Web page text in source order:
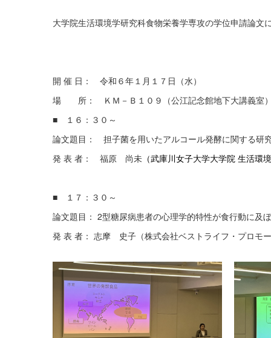
経営学科
大学院生活環境学研究科食物栄養学専攻の学位申請論
開 催 日： 令和６年１月１７日（水）
場 所： ＫＭ－Ｂ１０９（公江記念館地下大講義室
■ １６：３０～
論文題目： 担子菌を用いたアルコール発酵に関する研
発 表 者： 福原 尚未 （武庫川女子大学大学院 生活
■ １７：３０～
論文題目： 2型糖尿病患者の心理学的特性が食行動に及
発 表 者： 志摩 史子（株式会社ベストライフ・プロモ